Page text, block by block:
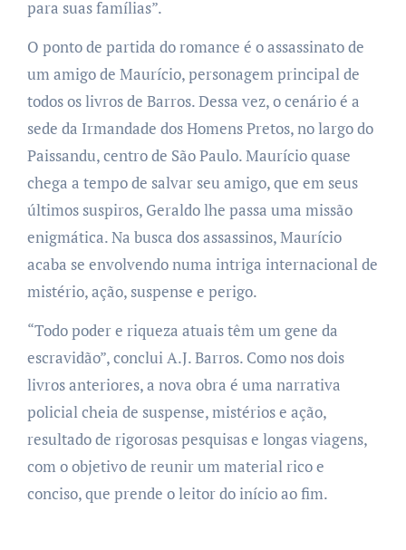
para suas famílias”.
O ponto de partida do romance é o assassinato de
um amigo de Maurício, personagem principal de
todos os livros de Barros. Dessa vez, o cenário é a
sede da Irmandade dos Homens Pretos, no largo do
Paissandu, centro de São Paulo. Maurício quase
chega a tempo de salvar seu amigo, que em seus
últimos suspiros, Geraldo lhe passa uma missão
enigmática. Na busca dos assassinos, Maurício
acaba se envolvendo numa intriga internacional de
mistério, ação, suspense e perigo.
“Todo poder e riqueza atuais têm um gene da
escravidão”, conclui A.J. Barros. Como nos dois
livros anteriores, a nova obra é uma narrativa
policial cheia de suspense, mistérios e ação,
resultado de rigorosas pesquisas e longas viagens,
com o objetivo de reunir um material rico e
conciso, que prende o leitor do início ao fim.